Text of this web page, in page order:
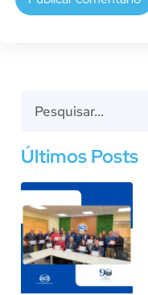
Últimos Posts